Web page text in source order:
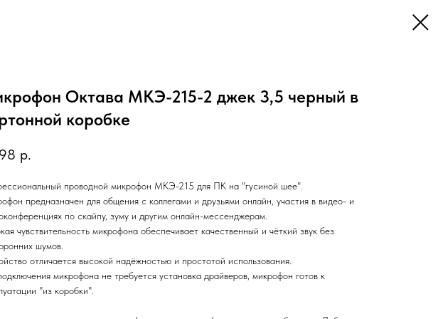
Октава МКЭ-215-2 джек 3,5 черный в
коробке
р.
проводной микрофон МКЭ-215 для ПК на "гусиной шее".
предназначен для общения с коллегами и друзьями онлайн, участия в видео- и
по скайпу, зуму и другим онлайн-мессенджерам.
чувствительность микрофона обеспечивает качественный и чёткий звук без
шумов.
отличается высокой надёжностью и простотой использования.
микрофона не требуется установка драйверов, микрофон готов к
"из коробки".